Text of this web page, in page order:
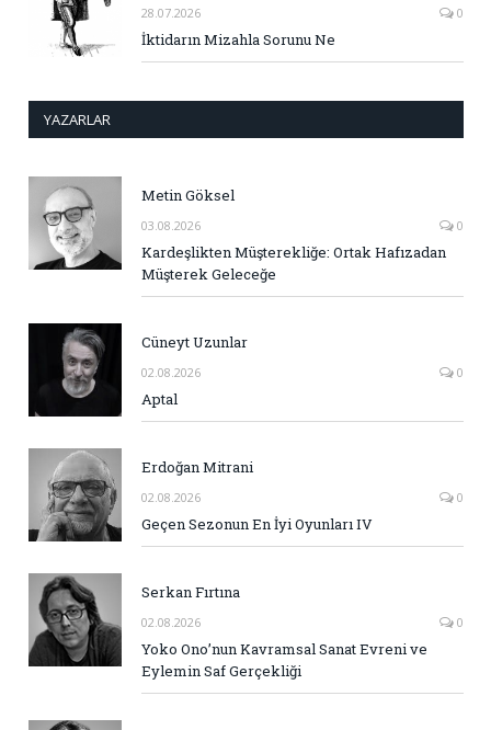
28.07.2026 0
İktidarın Mizahla Sorunu Ne
YAZARLAR
Metin Göksel
03.08.2026 0
Kardeşlikten Müşterekliğe: Ortak Hafızadan
Müşterek Geleceğe
Cüneyt Uzunlar
02.08.2026 0
Aptal
Erdoğan Mitrani
02.08.2026 0
Geçen Sezonun En İyi Oyunları IV
Serkan Fırtına
02.08.2026 0
Yoko Ono’nun Kavramsal Sanat Evreni ve
Eylemin Saf Gerçekliği